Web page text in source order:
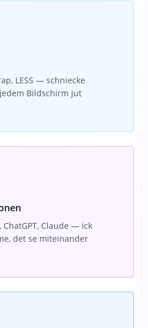
LESS — schniecke
Bildschirm jut
ChatGPT, Claude — ick
det se miteinander